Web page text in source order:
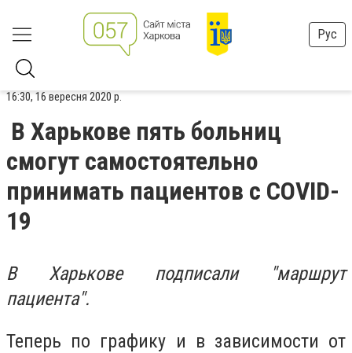
Рус
16:30, 16 вересня 2020 р.
В Харькове пять больниц
смогут самостоятельно
принимать пациентов с COVID-
19
В Харькове подписали "маршрут
пациента".
Теперь по графику и в зависимости от